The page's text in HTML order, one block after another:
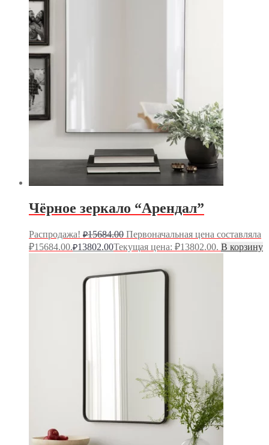
Чёрное зеркало “Арендал”
Распродажа! ₽15684.00 Первоначальная цена составляла
₽15684.00.₽13802.00Текущая цена: ₽13802.00. В корзину